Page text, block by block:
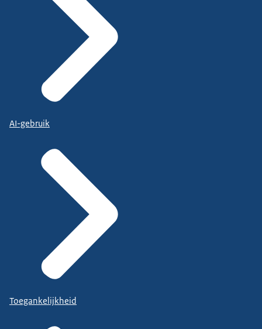
AI-gebruik
Toegankelijkheid